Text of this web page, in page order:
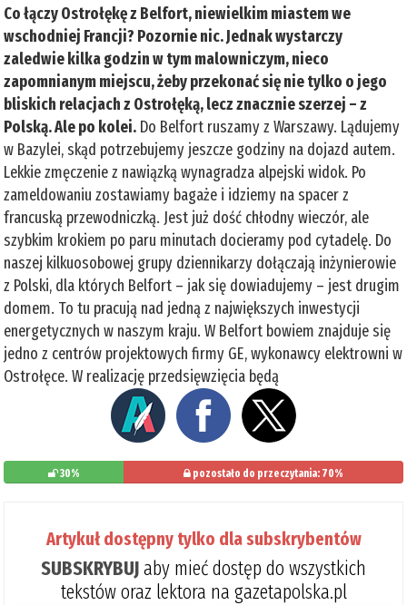
Co łączy Ostrołękę z Belfort, niewielkim miastem we
wschodniej Francji? Pozornie nic. Jednak wystarczy
zaledwie kilka godzin w tym malowniczym, nieco
zapomnianym miejscu, żeby przekonać się nie tylko o jego
bliskich relacjach z Ostrołęką, lecz znacznie szerzej – z
Polską. Ale po kolei. Do Belfort ruszamy z Warszawy. Lądujemy
w Bazylei, skąd potrzebujemy jeszcze godziny na dojazd autem.
Lekkie zmęczenie z nawiązką wynagradza alpejski widok. Po
zameldowaniu zostawiamy bagaże i idziemy na spacer z
francuską przewodniczką. Jest już dość chłodny wieczór, ale
szybkim krokiem po paru minutach docieramy pod cytadelę. Do
naszej kilkuosobowej grupy dziennikarzy dołączają inżynierowie
z Polski, dla których Belfort – jak się dowiadujemy – jest drugim
domem. To tu pracują nad jedną z największych inwestycji
energetycznych w naszym kraju. W Belfort bowiem znajduje się
jedno z centrów projektowych firmy GE, wykonawcy elektrowni w
Ostrołęce. W realizację przedsięwzięcia będą
30% pozostało do przeczytania: 70%
Artykuł dostępny tylko dla subskrybentów
SUBSKRYBUJaby mieć dostęp do wszystkich
tekstów oraz lektora na gazetapolska.pl